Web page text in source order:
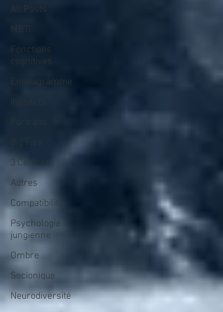
All Posts
MBTI
Fonctions
cognitives
Ennéagramme
Portraits
Big Five
3 Centres
Autres
Compatibilité
Psychologie
jungienne
Ombre
Socionique
Neurodiversité